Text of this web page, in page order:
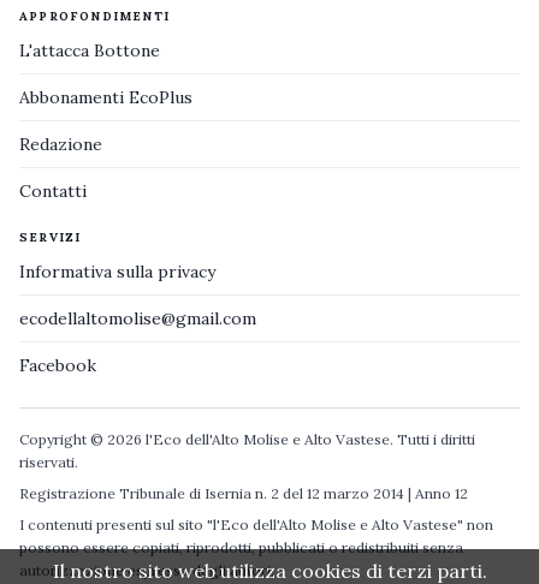
APPROFONDIMENTI
L'attacca Bottone
Abbonamenti EcoPlus
Redazione
Contatti
SERVIZI
Informativa sulla privacy
ecodellaltomolise@gmail.com
Facebook
Copyright © 2026 l'Eco dell'Alto Molise e Alto Vastese. Tutti i diritti
riservati.
Registrazione Tribunale di Isernia n. 2 del 12 marzo 2014 | Anno 12
I contenuti presenti sul sito "l'Eco dell'Alto Molise e Alto Vastese" non
possono essere copiati, riprodotti, pubblicati o redistribuiti senza
autorizzazione espressa degli autori.
Il nostro sito web utilizza cookies di terzi parti.